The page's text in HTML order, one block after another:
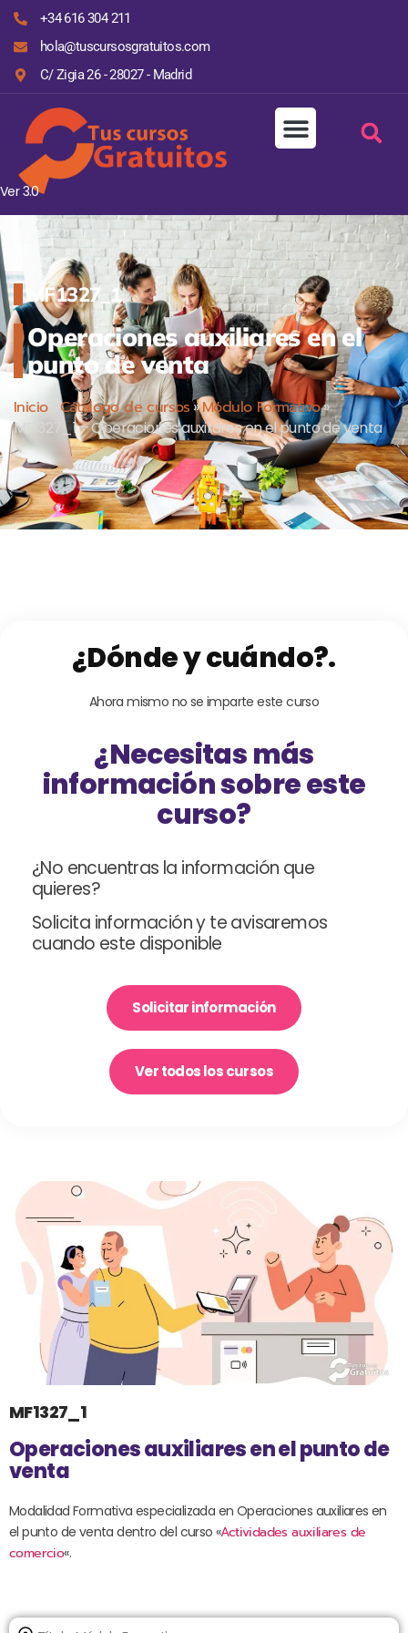
+34 616 304 211
hola@tuscursosgratuitos.com
C/ Zigia 26 - 28027 - Madrid
Ver 3.0
MF1327_1
Operaciones auxiliares en el
punto de venta
Inicio» Cátalogo de cursos»Módulo Formativo»
MF1327_1 – Operaciones auxiliares en el punto de venta
¿Dónde y cuándo?.
Ahora mismo no se imparte este curso
¿Necesitas más
información sobre este
curso?
¿No encuentras la información que
quieres?
Solicita información y te avisaremos
cuando este disponible
Solicitar información
Ver todos los cursos
MF1327_1
Operaciones auxiliares en el punto de
venta
Modalidad Formativa especializada en Operaciones auxiliares en
el punto de venta dentro del curso «Actividades auxiliares de
comercio«.